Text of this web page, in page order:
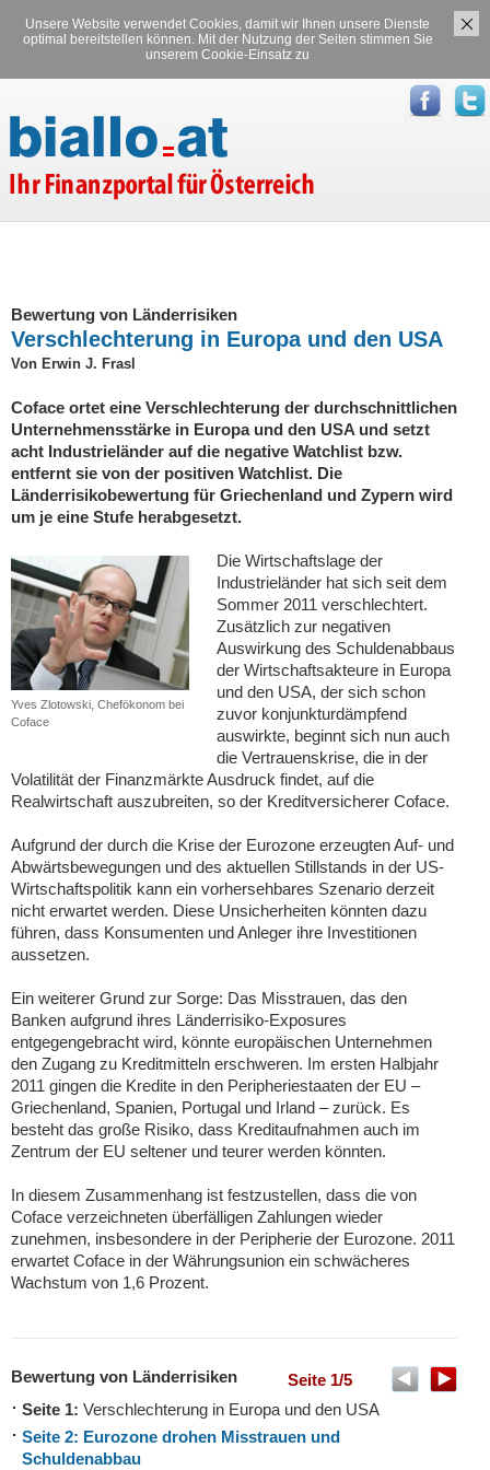
Unsere Website verwendet Cookies, damit wir Ihnen unsere Dienste
optimal bereitstellen können. Mit der Nutzung der Seiten stimmen Sie
unserem Cookie-Einsatz zu
Versicherungen Stromvergleich
Bewertung von Länderrisiken
Verschlechterung in Europa und den USA
Von Erwin J. Frasl
Coface ortet eine Verschlechterung der durchschnittlichen
Unternehmensstärke in Europa und den USA und setzt
acht Industrieländer auf die negative Watchlist bzw.
entfernt sie von der positiven Watchlist. Die
Länderrisikobewertung für Griechenland und Zypern wird
um je eine Stufe herabgesetzt.
Yves Zlotowski, Chefökonom bei
Coface
Die Wirtschaftslage der
Industrieländer hat sich seit dem
Sommer 2011 verschlechtert.
Zusätzlich zur negativen
Auswirkung des Schuldenabbaus
der Wirtschaftsakteure in Europa
und den USA, der sich schon
zuvor konjunkturdämpfend
auswirkte, beginnt sich nun auch
die Vertrauenskrise, die in der
Volatilität der Finanzmärkte Ausdruck findet, auf die
Realwirtschaft auszubreiten, so der Kreditversicherer Coface.
Aufgrund der durch die Krise der Eurozone erzeugten Auf- und
Abwärtsbewegungen und des aktuellen Stillstands in der US-
Wirtschaftspolitik kann ein vorhersehbares Szenario derzeit
nicht erwartet werden. Diese Unsicherheiten könnten dazu
führen, dass Konsumenten und Anleger ihre Investitionen
aussetzen.
Ein weiterer Grund zur Sorge: Das Misstrauen, das den
Banken aufgrund ihres Länderrisiko-Exposures
entgegengebracht wird, könnte europäischen Unternehmen
den Zugang zu Kreditmitteln erschweren. Im ersten Halbjahr
2011 gingen die Kredite in den Peripheriestaaten der EU –
Griechenland, Spanien, Portugal und Irland – zurück. Es
besteht das große Risiko, dass Kreditaufnahmen auch im
Zentrum der EU seltener und teurer werden könnten.
In diesem Zusammenhang ist festzustellen, dass die von
Coface verzeichneten überfälligen Zahlungen wieder
zunehmen, insbesondere in der Peripherie der Eurozone. 2011
erwartet Coface in der Währungsunion ein schwächeres
Wachstum von 1,6 Prozent.
Seite 1/5
Bewertung von Länderrisiken
Seite 1: Verschlechterung in Europa und den USA
Seite 2: Eurozone drohen Misstrauen und
Schuldenabbau